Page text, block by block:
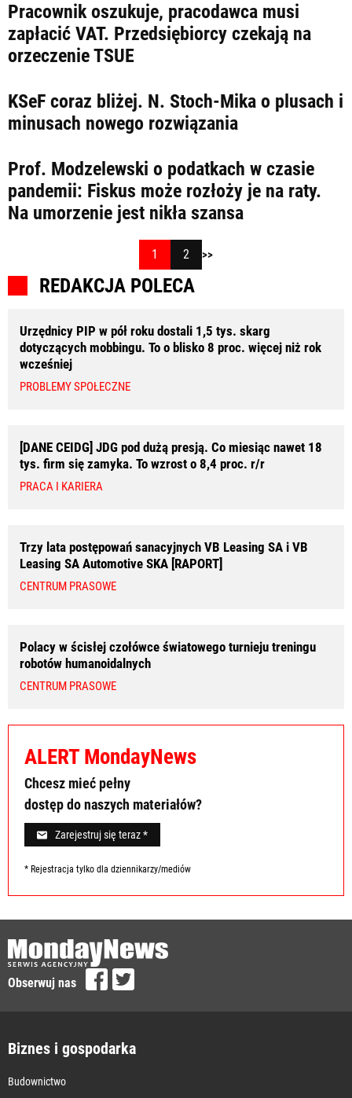
Pracownik oszukuje, pracodawca musi
zapłacić VAT. Przedsiębiorcy czekają na
orzeczenie TSUE
KSeF coraz bliżej. N. Stoch-Mika o plusach i
minusach nowego rozwiązania
Prof. Modzelewski o podatkach w czasie
pandemii: Fiskus może rozłoży je na raty.
Na umorzenie jest nikła szansa
1 2 >>
REDAKCJA POLECA
Urzędnicy PIP w pół roku dostali 1,5 tys. skarg
dotyczących mobbingu. To o blisko 8 proc. więcej niż rok
wcześniej
PROBLEMY SPOŁECZNE
[DANE CEIDG] JDG pod dużą presją. Co miesiąc nawet 18
tys. firm się zamyka. To wzrost o 8,4 proc. r/r
PRACA I KARIERA
Trzy lata postępowań sanacyjnych VB Leasing SA i VB
Leasing SA Automotive SKA [RAPORT]
CENTRUM PRASOWE
Polacy w ścisłej czołówce światowego turnieju treningu
robotów humanoidalnych
CENTRUM PRASOWE
ALERT MondayNews
Chcesz mieć pełny
dostęp do naszych materiałów?
Zarejestruj się teraz *
* Rejestracja tylko dla dziennikarzy/mediów
Obserwuj nas
Biznes i gospodarka
Budownictwo